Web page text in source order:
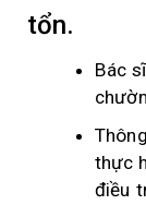
tổn.
Bác
thực
điều